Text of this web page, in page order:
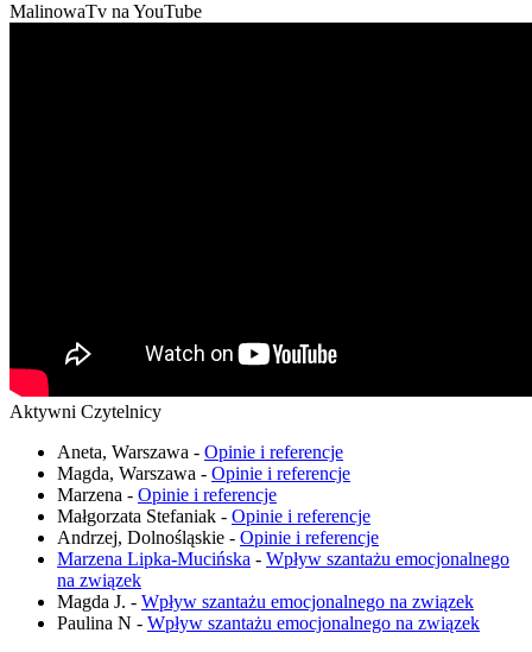
MalinowaTv na YouTube
Aktywni Czytelnicy
Aneta, Warszawa - Opinie i referencje
Magda, Warszawa - Opinie i referencje
Marzena - Opinie i referencje
Małgorzata Stefaniak - Opinie i referencje
Andrzej, Dolnośląskie - Opinie i referencje
Marzena Lipka-Mucińska - Wpływ szantażu emocjonalnego
na związek
Magda J. - Wpływ szantażu emocjonalnego na związek
Paulina N - Wpływ szantażu emocjonalnego na związek